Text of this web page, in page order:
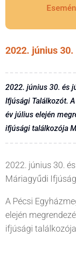
2022. június 30.
2022. június 30. és
Ifjúsági Találkozót.
év július elején
ifjúsági találkozója
2022. június 30.
Máriagyűdi
A Pécsi
elején
ifjúsági